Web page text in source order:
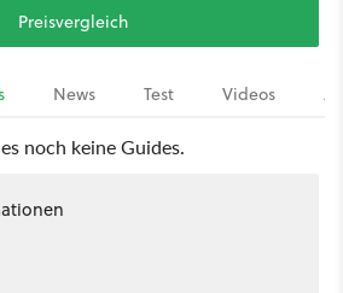
Preisvergleich
News Test Videos
noch keine Guides.